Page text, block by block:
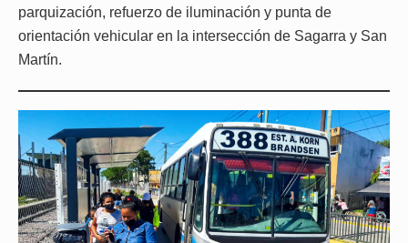
parquización, refuerzo de iluminación y punta de
orientación vehicular en la intersección de Sagarra y San
Martín.